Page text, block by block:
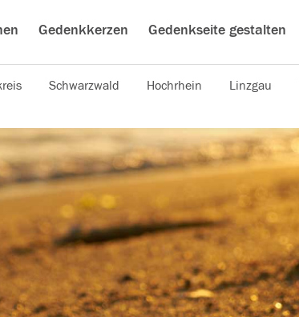
Gedenkkerzen Gedenkseite gestalten
Schwarzwald Hochrhein Linzgau